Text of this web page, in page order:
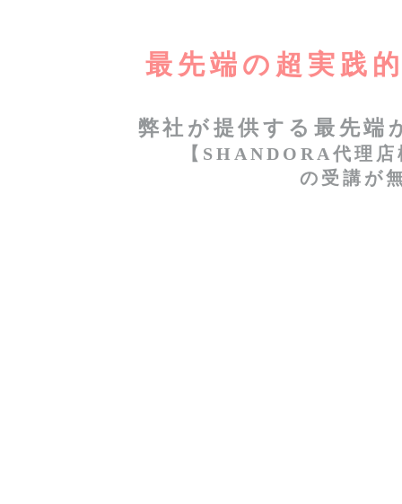
最先端の超実践
弊社が提供する最先端
【SHANDORA代理
の受講が